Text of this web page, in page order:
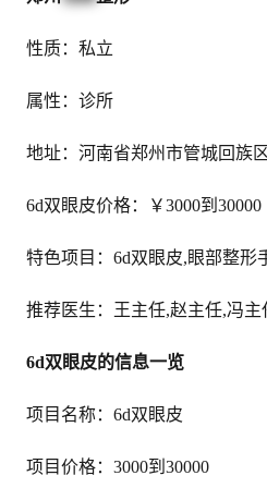
性质：私立
属性：诊所
地址：河南省郑州市管城回族
6d双眼皮价格：￥3000到30000
特色项目：6d双眼皮,眼部整形
推荐医生：王主任,赵主任,冯主
6d双眼皮的信息一览
项目名称：6d双眼皮
项目价格：3000到30000